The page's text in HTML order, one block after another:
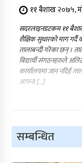
११ बैशाख २०७५,
सदरलाइनडटकम ११
शैक्षिक सुधारको माग गर्दै
तालाबन्दी गरेका छन् ।
बिद्यार्थी संगठनहरुले
कार्यालयमा जान नदिई
आफ्ना […]
सम्बन्धित